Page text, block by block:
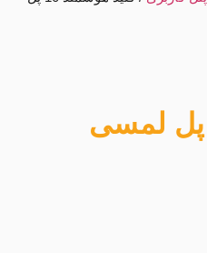
کلید هوشمند 10 پل لمسی